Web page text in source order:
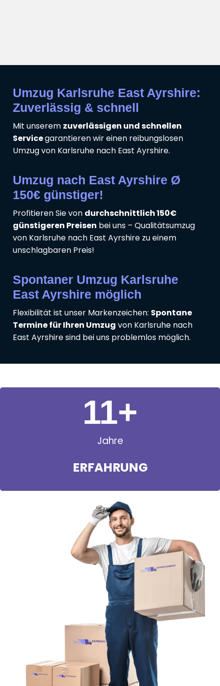
Umzug Karlsruhe East Ayrshire:
Zuverlässig & schnell
Mit unserem zuverlässigen und schnellen
Servicegarantieren wir einen reibungslosen
Umzug von Karlsruhe nach East Ayrshire.
Umzug nach East Ayrshire Ø
150€ günstiger!
Profitieren Sie von durchschnittlich 150€
günstigeren Preisen bei uns – Qualitätsumzug
von Karlsruhe nach East Ayrshire zu einem
unschlagbaren Preis!
Spontaner Umzug Karlsruhe
East Ayrshire möglich
Flexibilität ist unser Markenzeichen: Spontane
Termine für Ihren Umzug von Karlsruhe nach
East Ayrshire sind bei uns problemlos möglich.
Jahre
ERFAHRUNG
11+